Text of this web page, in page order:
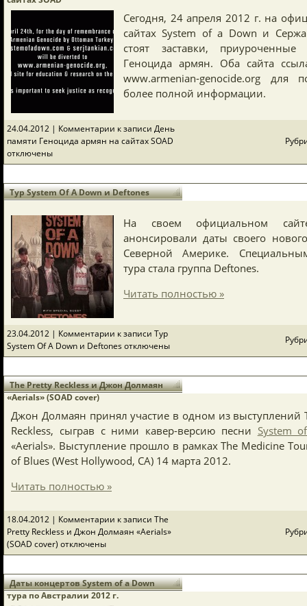
Сегодня, 24 апреля 2012 г. на
сайтах System of a Down и
стоят заставки,
Геноцида армян. Оба сайта
www.armenian-genocide.org для
более полной информации.
24.04.2012 | Комментарии к записи День
памяти Геноцида армян на сайтах SOAD
отключены
Тур System Of A Down и Deftones
На своем официальном
анонсировали даты своего
Северной Америке.
тура стала группа Deftones.
Читать полностью »
23.04.2012 | Комментарии к записи Тур
System Of A Down и Deftonesотключены
The Pretty Reckless и Джон Долмаян
«Aerials» (SOAD cover)
Джон Долмаян принял участие в одном из выступлений
Reckless, сыграв с ними кавер-версию песни System
«Aerials». Выступление прошло в рамках The Medicine
of Blues (West Hollywood, CA) 14 марта 2012.
Читать полностью »
18.04.2012 | Комментарии к записи The
Pretty Reckless и Джон Долмаян «Aerials»
(SOAD cover) отключены
Даты концертов System of a Down
тура по Австралии 2012 г.